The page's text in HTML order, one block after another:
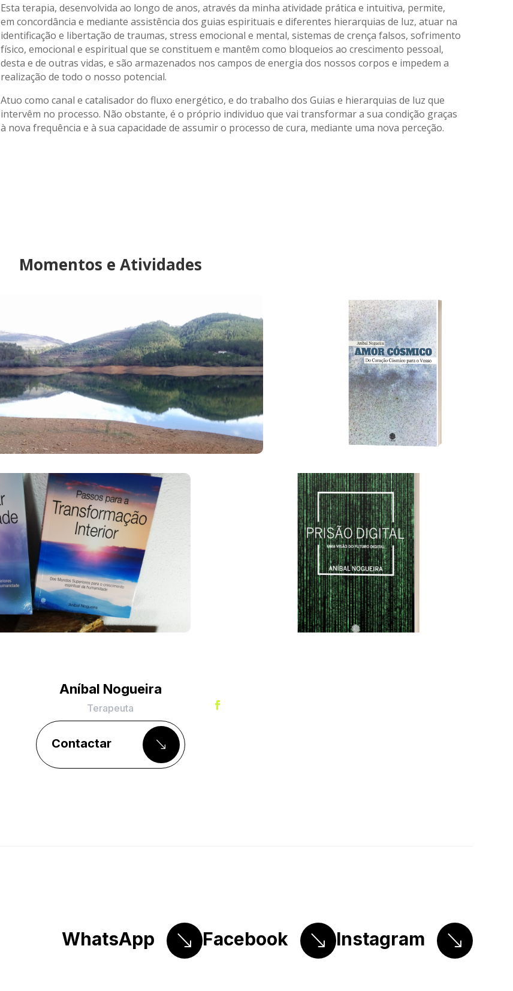
Esta terapia, desenvolvida ao longo de anos, através da minha atividade prática e intuitiva, permite,
em concordância e mediante assistência dos guias espirituais e diferentes hierarquias de luz, atuar na
identificação e libertação de traumas, stress emocional e mental, sistemas de crença falsos, sofrimento
físico, emocional e espiritual que se constituem e mantêm como bloqueios ao crescimento pessoal,
desta e de outras vidas, e são armazenados nos campos de energia dos nossos corpos e impedem a
realização de todo o nosso potencial.
Atuo como canal e catalisador do fluxo energético, e do trabalho dos Guias e hierarquias de luz que
intervêm no processo. Não obstante, é o próprio individuo que vai transformar a sua condição graças
à nova frequência e à sua capacidade de assumir o processo de cura, mediante uma nova perceção.
Momentos e Atividades
Aníbal Nogueira
Terapeuta
Contactar
WhatsApp Facebook Instagram